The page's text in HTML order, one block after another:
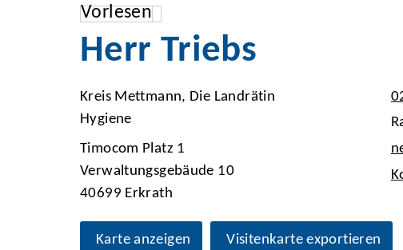
Vorlesen
Herr Triebs
Kreis Mettmann, Die Landrätin
Hygiene
Timocom Platz 1
Verwaltungsgebäude 10
40699 Erkrath
Karte anzeigen Visitenkarte exportieren